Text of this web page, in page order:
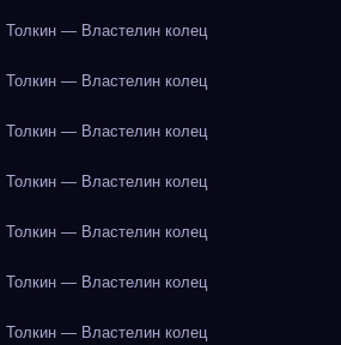
— Властелин колец
— Властелин колец
— Властелин колец
— Властелин колец
— Властелин колец
— Властелин колец
— Властелин колец